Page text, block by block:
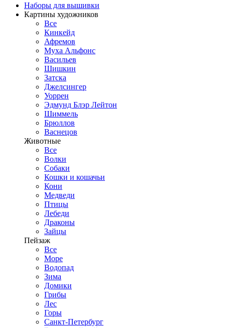
Наборы для вышивки
Картины художников
Все
Кинкейд
Афремов
Муха Альфонс
Васильев
Шишкин
Затска
Джелсингер
Уоррен
Эдмунд Блэр Лейтон
Шиммель
Брюллов
Васнецов
Животные
Все
Волки
Собаки
Кошки и кошачьи
Кони
Медведи
Птицы
Лебеди
Драконы
Зайцы
Пейзаж
Все
Море
Водопад
Зима
Домики
Грибы
Лес
Горы
Санкт-Петербург